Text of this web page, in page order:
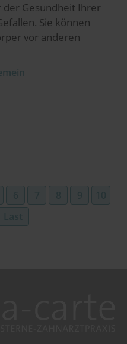
der Gesundheit Ihrer
Sie können
vor anderen